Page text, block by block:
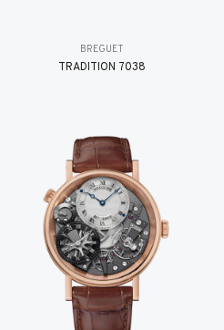
BREGUET
TRADITION 7038